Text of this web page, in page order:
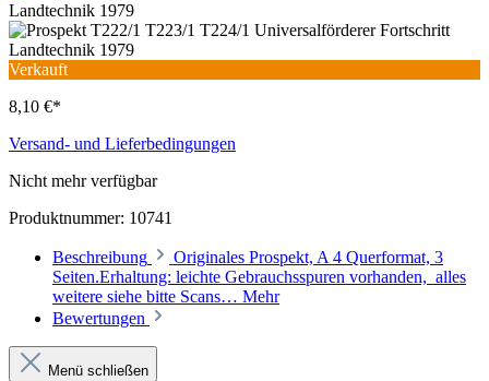
Verkauft
8,10 €*
Versand- und Lieferbedingungen
Nicht mehr verfügbar
Produktnummer: 10741
Beschreibung
Originales Prospekt, A 4 Querformat, 3
Seiten.Erhaltung: leichte Gebrauchsspuren vorhanden, alles
weitere siehe bitte Scans… Mehr
Bewertungen
Menü schließen